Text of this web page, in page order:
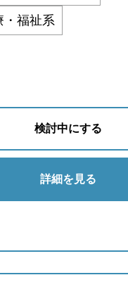
・福祉系
検討中にする
詳細を見る